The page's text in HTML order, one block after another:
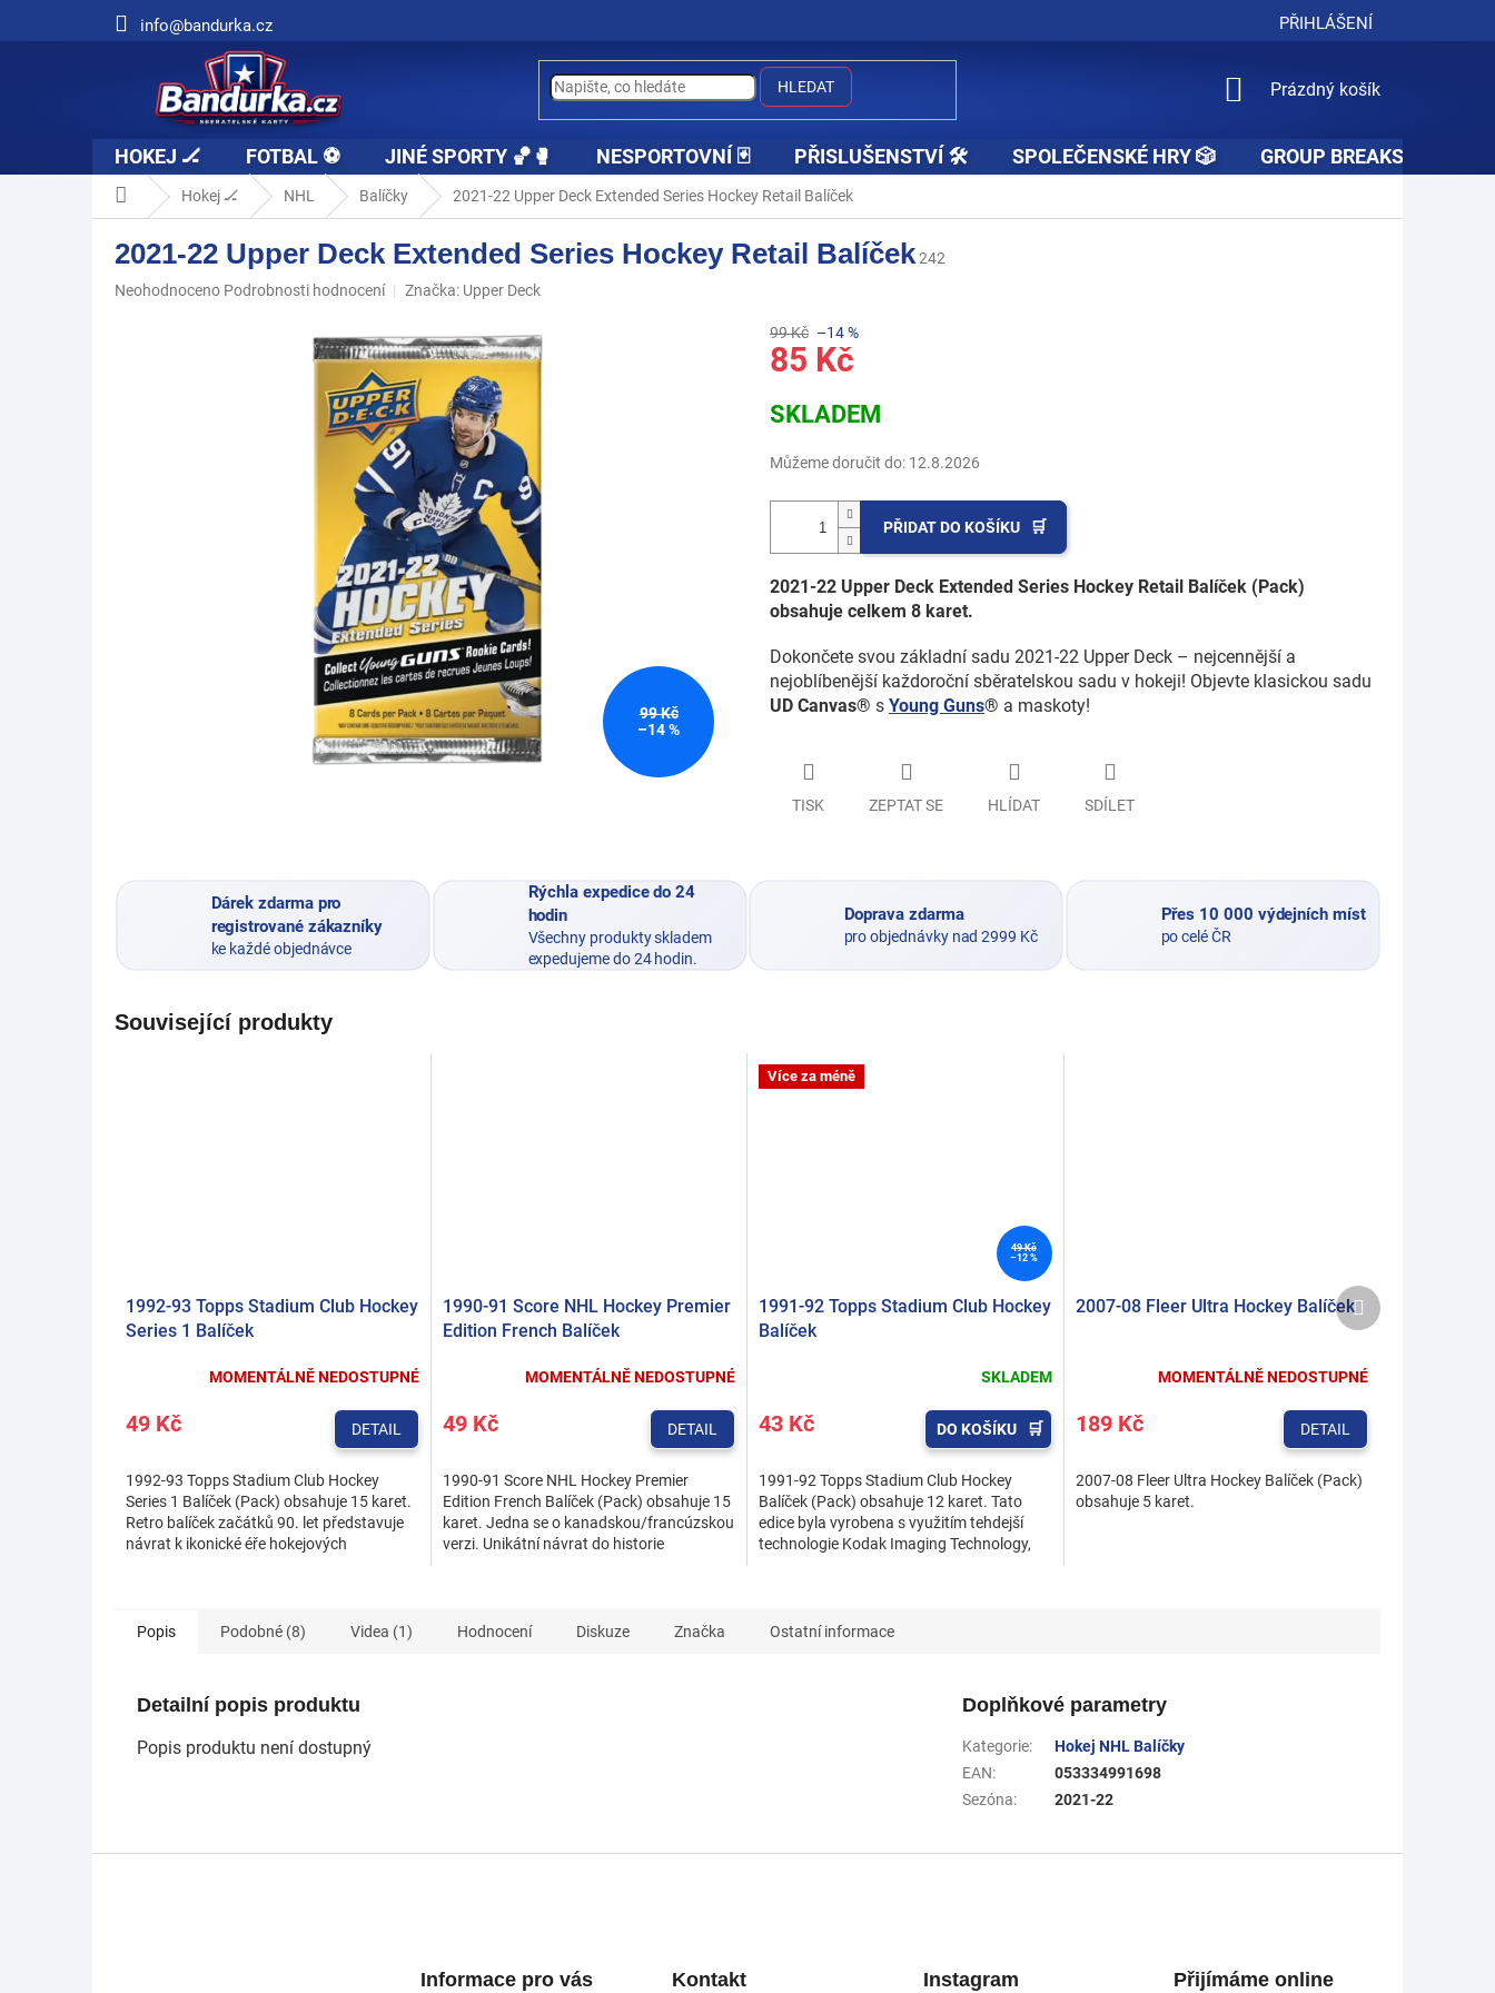
info@bandurka.cz PŘIHLÁŠENÍ
HLEDAT
NÁKUPNÍ
Prázdný košík
HOKEJ 🏒 FOTBAL ⚽ JINÉ SPORTY 🏀🥊 NESPORTOVNÍ 🃏 PŘISLUŠENSTVÍ 🛠️ SPOLEČENSKÉ HRY 🎲 GROUP BREAKS 🚧👥🚧
Domů Hokej 🏒 NHL Balíčky 2021-22 Upper Deck Extended Series Hockey Retail Balíček
2021-22 Upper Deck Extended Series Hockey Retail Balíček242
Průměrné
Neohodnoceno Podrobnosti hodnocení Značka: Upper Deck
99 Kč
–14 %
99 Kč –14 %
85 Kč
cena:
SKLADEM
Můžeme doručit do: 12.8.2026
PŘIDAT DO KOŠÍKU
2021-22 Upper Deck Extended Series Hockey Retail Balíček (Pack)
obsahuje celkem 8 karet.
Dokončete svou základní sadu 2021-22 Upper Deck – nejcennější a
nejoblíbenější každoroční sběratelskou sadu v hokeji! Objevte klasickou sadu
UD Canvas® s Young Guns® a maskoty!
TISK ZEPTAT SE HLÍDAT SDÍLET
Dárek zdarma pro
registrované zákazníky
ke každé objednávce
Rýchla expedice do 24
hodin
Všechny produkty skladem
expedujeme do 24 hodin.
Doprava zdarma
pro objednávky nad 2999 Kč
Přes 10 000 výdejních míst
po celé ČR
Související produkty
1992-93 Topps Stadium Club Hockey
Series 1 Balíček
MOMENTÁLNĚ NEDOSTUPNÉ
49 Kč DETAIL
1992-93 Topps Stadium Club Hockey
Series 1 Balíček (Pack) obsahuje 15 karet.
Retro balíček začátků 90. let představuje
návrat k ikonické éře hokejových
1990-91 Score NHL Hockey Premier
Edition French Balíček
MOMENTÁLNĚ NEDOSTUPNÉ
49 Kč DETAIL
1990-91 Score NHL Hockey Premier
Edition French Balíček (Pack) obsahuje 15
karet. Jedna se o kanadskou/francúzskou
verzi. Unikátní návrat do historie
Více za méně
49 Kč
–12 %
1991-92 Topps Stadium Club Hockey
Balíček
SKLADEM
43 Kč DO KOŠÍKU
1991-92 Topps Stadium Club Hockey
Balíček (Pack) obsahuje 12 karet. Tato
edice byla vyrobena s využitím tehdejší
technologie Kodak Imaging Technology,
2007-08 Fleer Ultra Hockey Balíček
MOMENTÁLNĚ NEDOSTUPNÉ
189 Kč DETAIL
2007-08 Fleer Ultra Hockey Balíček (Pack)
obsahuje 5 karet.
Další
produkt
Popis Podobné (8) Videa (1) Hodnocení Diskuze Značka Ostatní informace
Detailní popis produktu
Popis produktu není dostupný
Doplňkové parametry
Kategorie:
Hokej NHL Balíčky
EAN:
053334991698
Sezóna: 2021-22
Informace pro vás Kontakt Instagram
Přijímáme online